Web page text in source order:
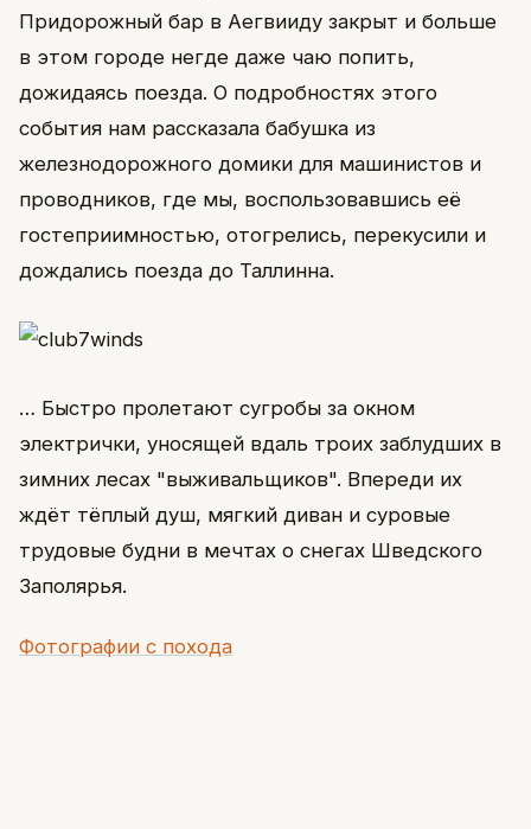
Придорожный бар в Аегвииду закрыт и больше
в этом городе негде даже чаю попить,
дожидаясь поезда. О подробностях этого
события нам рассказала бабушка из
железнодорожного домики для машинистов и
проводников, где мы, воспользовавшись её
гостеприимностью, отогрелись, перекусили и
дождались поезда до Таллинна.
… Быстро пролетают сугробы за окном
электрички, уносящей вдаль троих заблудших в
зимних лесах "выживальщиков". Впереди их
ждёт тёплый душ, мягкий диван и суровые
трудовые будни в мечтах о снегах Шведского
Заполярья.
Фотографии с похода